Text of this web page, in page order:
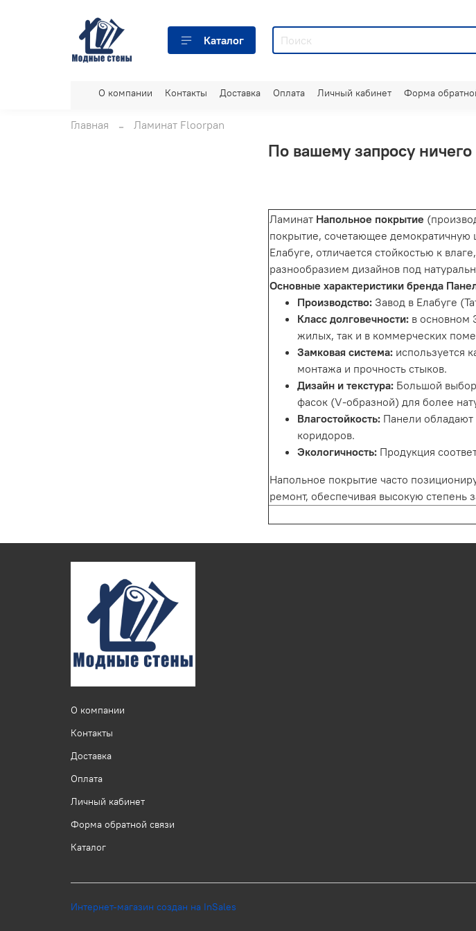
Каталог
О компании Контакты Доставка Оплата Личный кабинет Форма
Главная Ламинат Floorpan
По вашему запросу
Ламинат Напольное покрытие
покрытие, сочетающее демократичную
Елабуге, отличается стойкостью к
разнообразием дизайнов под
Основные характеристики бренда
Производство: Завод в Елабуге
Класс долговечности: в основном
жилых, так и в коммерческих
Замковая система: используется
монтажа и прочность стыков.
Дизайн и текстура: Большой
фасок (V-образной) для более
Влагостойкость: Панели обладают
коридоров.
Экологичность: Продукция
Напольное покрытие часто
ремонт, обеспечивая высокую степень
О компании
Контакты
Доставка
Оплата
Личный кабинет
Форма обратной связи
Каталог
Интернет-магазин создан на InSales